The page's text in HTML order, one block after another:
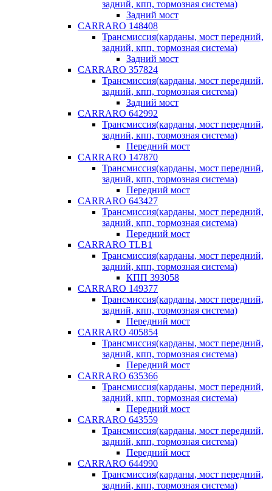
задний, кпп, тормозная система)
Задний мост
CARRARO 148408
Трансмиссия(карданы, мост передний,
задний, кпп, тормозная система)
Задний мост
CARRARO 357824
Трансмиссия(карданы, мост передний,
задний, кпп, тормозная система)
Задний мост
CARRARO 642992
Трансмиссия(карданы, мост передний,
задний, кпп, тормозная система)
Передний мост
CARRARO 147870
Трансмиссия(карданы, мост передний,
задний, кпп, тормозная система)
Передний мост
CARRARO 643427
Трансмиссия(карданы, мост передний,
задний, кпп, тормозная система)
Передний мост
CARRARO TLB1
Трансмиссия(карданы, мост передний,
задний, кпп, тормозная система)
КПП 393058
CARRARO 149377
Трансмиссия(карданы, мост передний,
задний, кпп, тормозная система)
Передний мост
CARRARO 405854
Трансмиссия(карданы, мост передний,
задний, кпп, тормозная система)
Передний мост
CARRARO 635366
Трансмиссия(карданы, мост передний,
задний, кпп, тормозная система)
Передний мост
CARRARO 643559
Трансмиссия(карданы, мост передний,
задний, кпп, тормозная система)
Передний мост
CARRARO 644990
Трансмиссия(карданы, мост передний,
задний, кпп, тормозная система)